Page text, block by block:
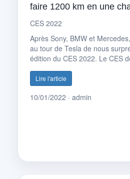
faire 1200 km en une
CES 2022
Après Sony, BMW et
au tour de Tesla de nous
édition du CES 2022. Le CES
Lire l'article
10/01/2022 · admin